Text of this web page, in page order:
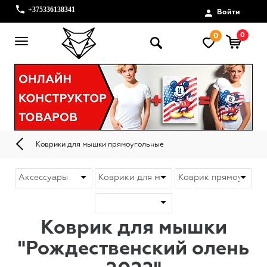
+375336138341 Войти
0 0
Коврики для мышки прямоугольные
Коврик для мышки
"Рождественский олень